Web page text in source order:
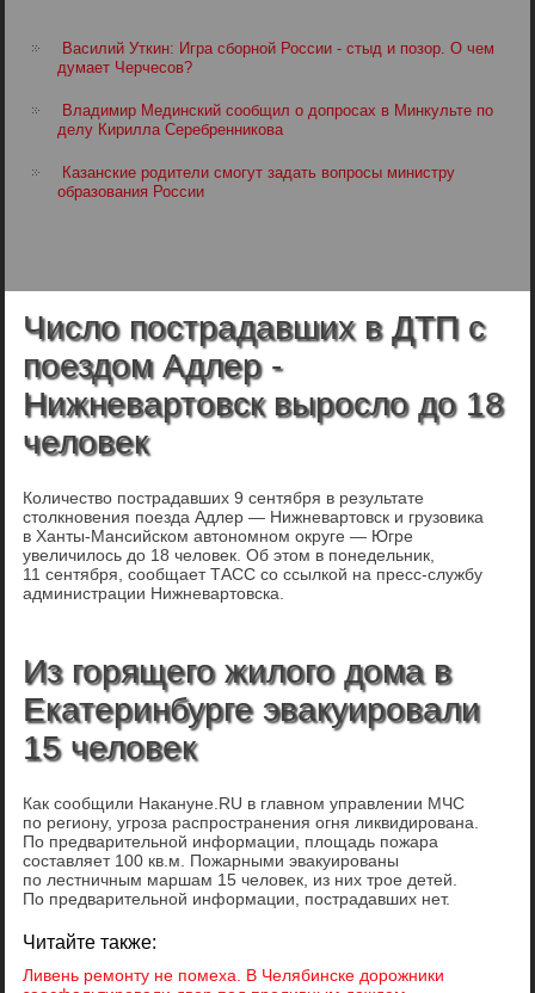
Василий Уткин: Игра сборной России - стыд и позор. О чем
думает Черчесов?
Владимир Мединский сообщил о допросах в Минкульте по
делу Кирилла Серебренникова
Казанские родители смогут задать вопросы министру
образования России
Число пострадавших в ДТП с
поездом Адлер -
Нижневартовск выросло до 18
человек
Количество пострадавших 9 сентября в результате
столкновения поезда Адлер — Нижневартовск и грузовика
в Ханты-Мансийском автономном округе — Югре
увеличилось до 18 человек. Об этом в понедельник,
11 сентября, сообщает ТАСС со ссылкой на пресс-службу
администрации Нижневартовска.
Из горящего жилого дома в
Екатеринбурге эвакуировали
15 человек
Как сообщили Накануне.RU в главном управлении МЧС
по региону, угроза распространения огня ликвидирована.
По предварительной информации, площадь пожара
составляет 100 кв.м. Пожарными эвакуированы
по лестничным маршам 15 человек, из них трое детей.
По предварительной информации, пострадавших нет.
Читайте также:
Ливень ремонту не помеха. В Челябинске дорожники